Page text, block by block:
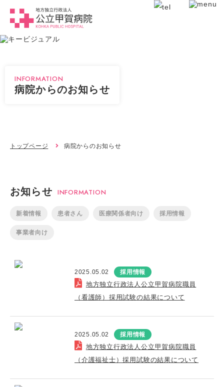
INFORMATION
病院からのお知らせ
トップページ 病院からのお知らせ
お知らせ INFORMATION
新着情報 患者さん 医療関係者向け 採用情報
事業者向け
2025.05.02 採用情報
地方独立行政法人公立甲賀病院職員
（看護師）採用試験の結果について
2025.05.02 採用情報
地方独立行政法人公立甲賀病院職員
（介護福祉士）採用試験の結果について